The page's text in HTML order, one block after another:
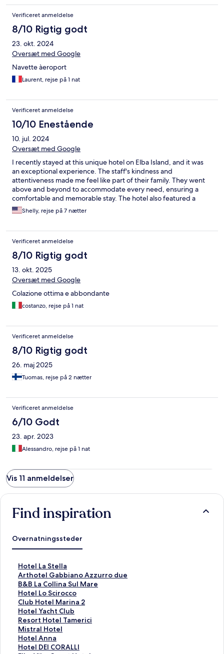
Verificeret anmeldelse
8/10 Rigtig godt
23. okt. 2024
Oversæt med Google
Navette àeroport
Laurent, rejse på 1 nat
Verificeret anmeldelse
10/10 Enestående
10. jul. 2024
Oversæt med Google
I recently stayed at this unique hotel on Elba Island, and it was
an exceptional experience. The staff's kindness and
attentiveness made me feel like part of their family. They went
above and beyond to accommodate every need, ensuring a
comfortable and memorable stay. The hotel also featured a
gorgeous pool with excellent poolside service, adding to the
overall luxurious experience. Everything about the hotel was
Island. I will most definitely be back for an even longer stay. PS I
stayed for one week❤️👑
Shelly, rejse på 7 nætter
Verificeret anmeldelse
8/10 Rigtig godt
13. okt. 2025
Oversæt med Google
Colazione ottima e abbondante
costanzo, rejse på 1 nat
Verificeret anmeldelse
8/10 Rigtig godt
26. maj 2025
Tuomas, rejse på 2 nætter
Verificeret anmeldelse
6/10 Godt
23. apr. 2023
Alessandro, rejse på 1 nat
Vis 11 anmeldelser
Find inspiration
Overnatningssteder
Hotel La Stella
L
i
n
k
å
b
n
e
r
d
Arthotel Gabbiano Azzurro due
L
i
n
k
å
b
n
e
r
B&B La Collina Sul Mare
L
i
n
k
å
b
n
e
Hotel Lo Scirocco
L
i
n
k
å
b
n
Club Hotel Marina 2
L
i
n
k
å
b
Hotel Yacht Club
L
i
n
k
å
Resort Hotel Tamerici
L
i
n
k
Mistral Hotel
L
i
n
Hotel Anna
L
iHotel DEI CORALLI
L